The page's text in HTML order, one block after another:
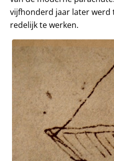
vijfhonderd jaar later werd
redelijk te werken.